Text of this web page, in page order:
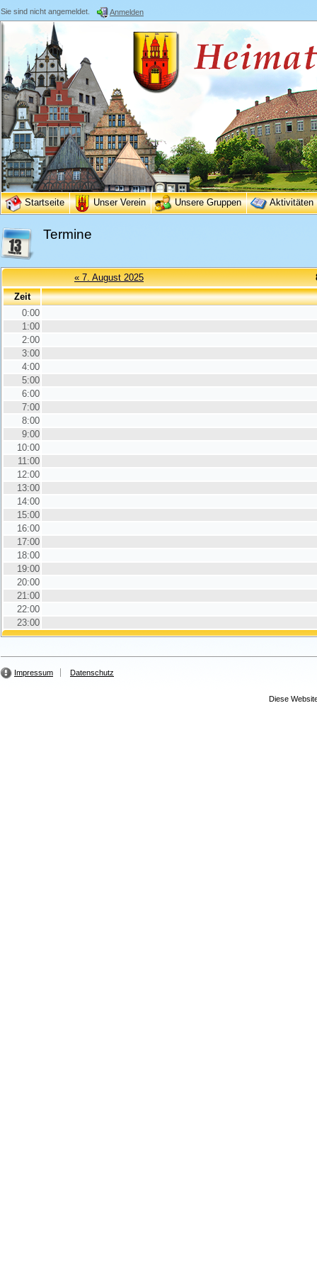
Sie sind nicht angemeldet. Anmelden
Startseite Unser Verein Unsere Gruppen Aktivitäten
Termine
« 7. August 2025
Zeit
0:00
1:00
2:00
3:00
4:00
5:00
6:00
7:00
8:00
9:00
10:00
11:00
12:00
13:00
14:00
15:00
16:00
17:00
18:00
19:00
20:00
21:00
22:00
23:00
Impressum Datenschutz
Diese